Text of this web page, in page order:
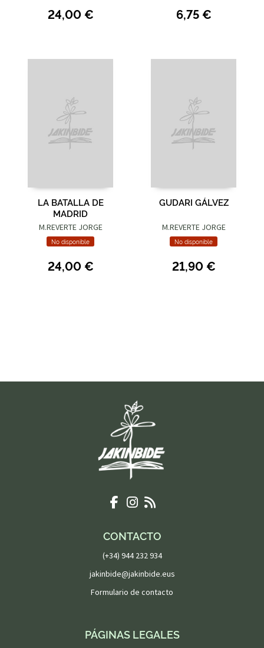
24,00 € 6,75 €
LA BATALLA DE
MADRID
M.REVERTE JORGE
No disponible
24,00 €
GUDARI GÁLVEZ
M.REVERTE JORGE
No disponible
21,90 €
CONTACTO
(+34) 944 232 934
jakinbide@jakinbide.eus
Formulario de contacto
PÁGINAS LEGALES